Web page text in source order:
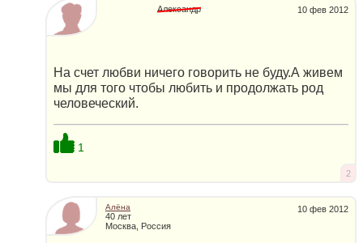
10 фев 2012
Александр
На счет любви ничего говорить не буду.А живем
мы для того чтобы любить и продолжать род
человеческий.
1
2
10 фев 2012
Алёна
40 лет
Москва, Россия